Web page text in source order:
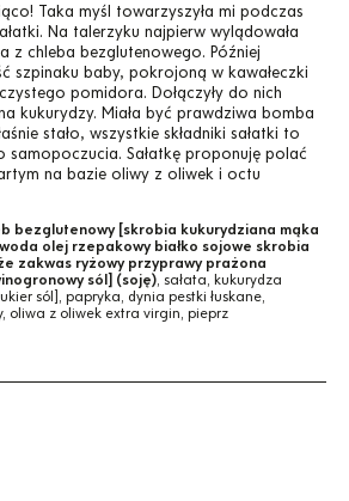
Taka myśl towarzyszyła mi podczas
Na talerzyku najpierw wylądowała
z chleba bezglutenowego. Później
szpinaku baby, pokrojoną w kawałeczki
pomidora. Dołączyły do nich
kukurydzy. Miała być prawdziwa bomba
stało, wszystkie składniki sałatki to
Sałatkę proponuję polać
na bazie oliwy z oliwek i octu
bezglutenowy [skrobia kukurydziana mąka
olej rzepakowy białko sojowe skrobia
zakwas ryżowy przyprawy prażona
sól] (soję), sałata, kukurydza
sól], papryka, dynia pestki łuskane,
oliwa z oliwek extra virgin, pieprz